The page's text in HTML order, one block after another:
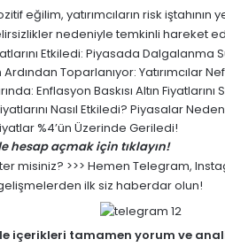
eğilim, yatırımcıların risk
nedeniyle temkinli hareket
Etkiledi: Piyasada Dalgalanma
Toparlanıyor: Yatırımcılar
Enflasyon Baskısı Altın Fiyatlarını
Nasıl Etkiledi? Piyasalar
%4’ün Üzerinde Geriledi!
hesap açmak için tıklayın!
misiniz? >>> Hemen Telegram,
ilk siz haberdar olun!
içerikleri tamamen yorum ve